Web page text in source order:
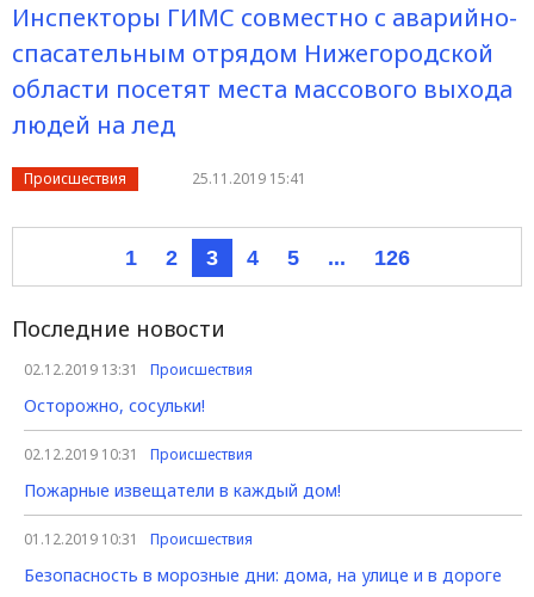
Инспекторы ГИМС совместно с аварийно-
спасательным отрядом Нижегородской
области посетят места массового выхода
людей на лед
Происшествия 25.11.2019 15:41
1 2 3 4 5 ... 126
Последние новости
02.12.2019 13:31 Происшествия
Осторожно, сосульки!
02.12.2019 10:31 Происшествия
Пожарные извещатели в каждый дом!
01.12.2019 10:31 Происшествия
Безопасность в морозные дни: дома, на улице и в дороге